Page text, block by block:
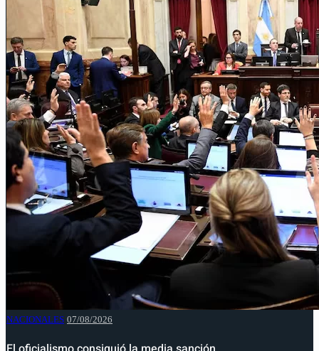
NACIONALES 07/08/2026